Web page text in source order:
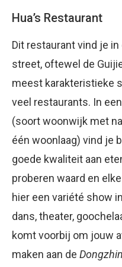
Hua’s Restaurant
Dit restaurant vind je
street, oftewel de
meest karakteristieke
veel restaurants. In
(soort woonwijk met
één woonlaag) vind je
goede kwaliteit aan
proberen waard en
hier een variété show
dans, theater,
komt voorbij om jouw
maken aan de